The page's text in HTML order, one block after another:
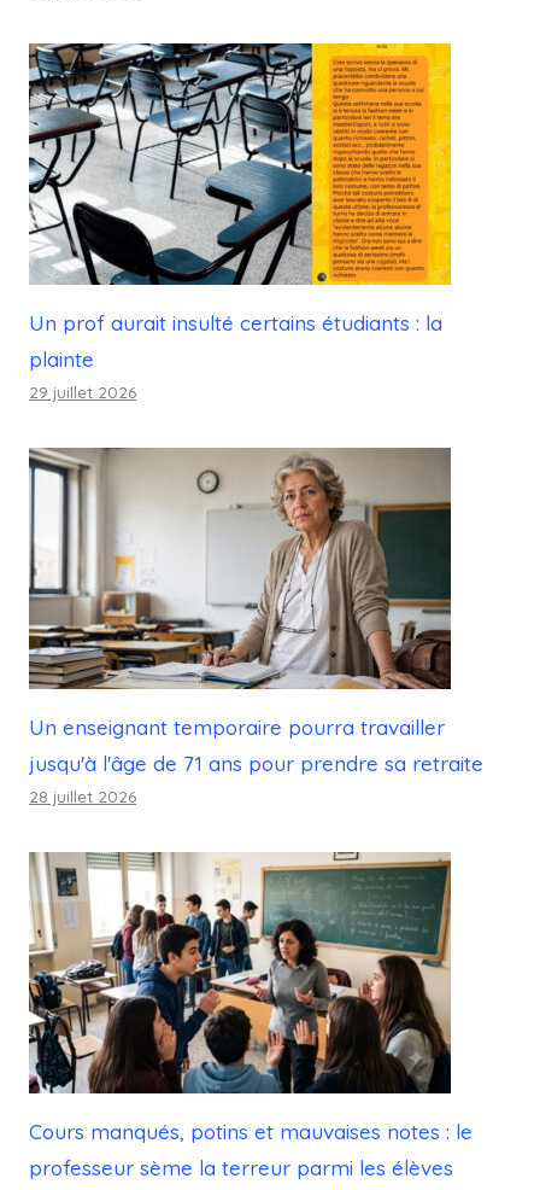
Un prof aurait insulté certains étudiants : la
plainte
29 juillet 2026
Un enseignant temporaire pourra travailler
jusqu'à l'âge de 71 ans pour prendre sa retraite
28 juillet 2026
Cours manqués, potins et mauvaises notes : le
professeur sème la terreur parmi les élèves